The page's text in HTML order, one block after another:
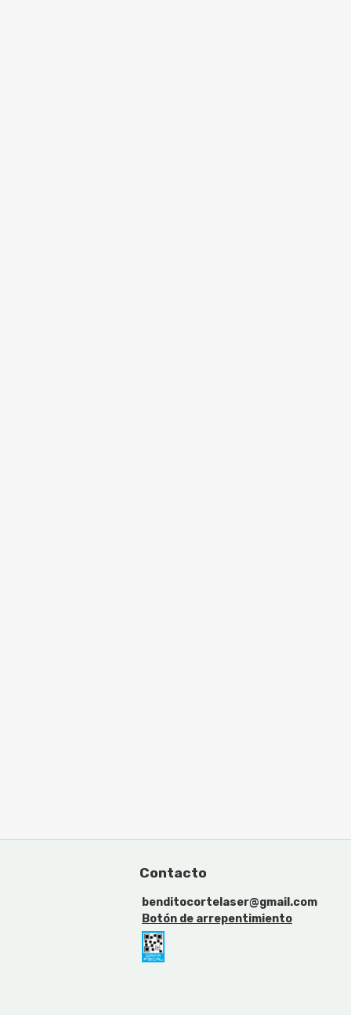
Contacto
benditocortelaser@gmail.com
Botón de arrepentimiento